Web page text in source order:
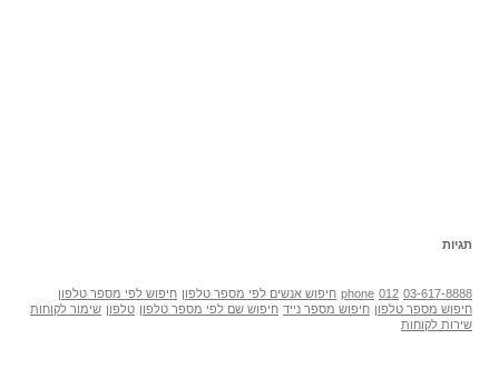
תגיות
03-617-8888
012
phone חיפוש אנשים לפי מספר טלפון חיפוש לפי מספר טלפון
חיפוש מספר טלפון חיפוש מספר נייד חיפוש שם לפי מספר טלפון טלפון שימור לקוחות
שירות לקוחות